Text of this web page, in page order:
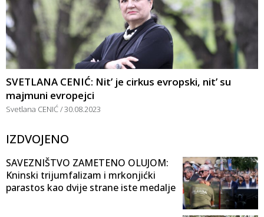
SVETLANA CENIĆ: Nit’ je cirkus evropski, nit’ su
majmuni evropejci
Svetlana CENIĆ 30.08.2023
IZDVOJENO
SAVEZNIŠTVO ZAMETENO OLUJOM:
Kninski trijumfalizam i mrkonjićki
parastos kao dvije strane iste medalje